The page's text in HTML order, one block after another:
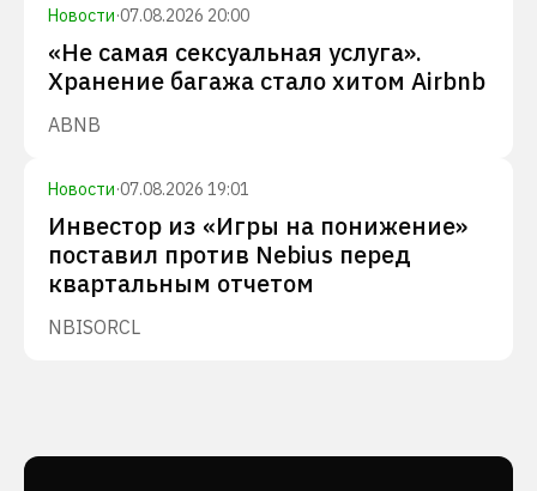
Новости·07.08.2026 20:00
«Не самая сексуальная услуга».
Хранение багажа стало хитом Airbnb
ABNB
Новости·07.08.2026 19:01
Инвестор из «Игры на понижение»
поставил против Nebius перед
квартальным отчетом
NBISORCL